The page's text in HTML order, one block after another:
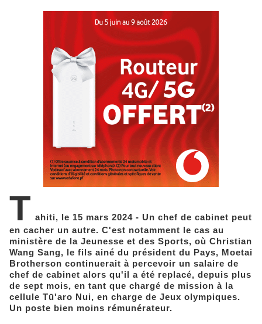
T ahiti, le 15 mars 2024 - Un chef de cabinet peut
en cacher un autre. C'est notamment le cas au
ministère de la Jeunesse et des Sports, où Christian
Wang Sang, le fils ainé du président du Pays, Moetai
Brotherson continuerait à percevoir un salaire de
chef de cabinet alors qu'il a été replacé, depuis plus
de sept mois, en tant que chargé de mission à la
cellule Tū'aro Nui, en charge de Jeux olympiques.
Un poste bien moins rémunérateur.